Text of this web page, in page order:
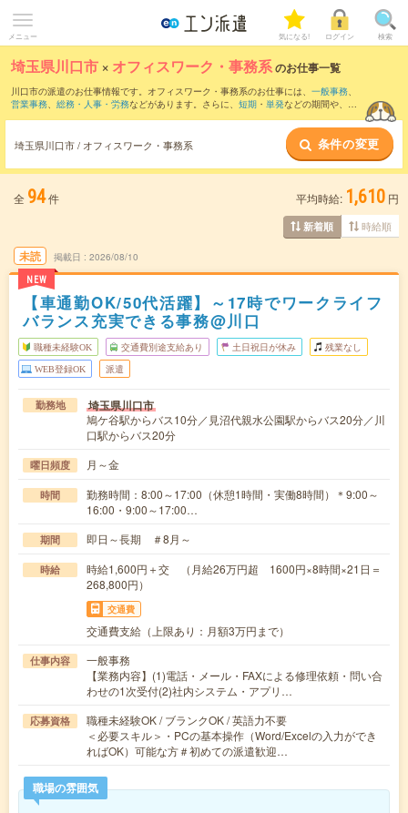
メニュー 気になる! ログイン 検索
埼玉県川口市 × オフィスワーク・事務系のお仕事一覧
川口市の派遣のお仕事情報です。オフィスワーク・事務系のお仕事には、 一般事務、
営業事務、 総務・人事・労務などがあります。さらに、 短期 ・ 単発などの期間や、 職
埼玉県川口市 / オフィスワーク・事務系 条件の変更
全 94件 平均時給: 1,610 円
新着順 時給順
未読
NEW
掲載日 2026/08/10
【車通勤OK/50代活躍】～17時でワークライフ
バランス充実できる事務@川口
職種未経験OK 交通費別途支給あり 土日祝日が休み 残業なし
WEB登録OK 派遣
勤務地 埼玉県川口市
鳩ケ谷駅からバス10分／見沼代親水公園駅からバス20分／川
口駅からバス20分
曜日頻度 月～金
時間
勤務時間：8:00～17:00（休憩1時間・実働8時間）＊9:00～
16:00・9:00～17:00…
期間 即日～長期 ＃8月～
時給
時給1,600円＋交 （月給26万円超 1600円×8時間×21日＝
268,800円）
交通費
交通費支給（上限あり：月額3万円まで）
仕事内容
一般事務
【業務内容】(1)電話・メール・FAXによる修理依頼・問い合
わせの1次受付(2)社内システム・アプリ…
応募資格
職種未経験OK / ブランクOK / 英語力不要
＜必要スキル＞・PCの基本操作（Word/Excelの入力ができ
ればOK）可能な方＃初めての派遣歓迎…
職場の雰囲気